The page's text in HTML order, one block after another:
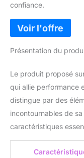
confiance.
Présentation du
Le produit proposé
qui allie performance
distingue par des
incontournables de
caractéristiques